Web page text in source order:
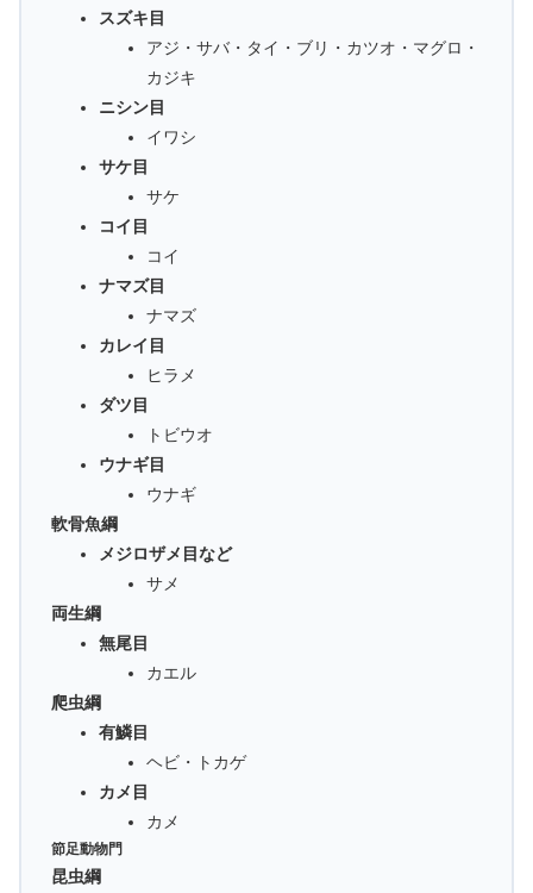
スズキ目
アジ・サバ・タイ・ブリ・カツオ・マグロ・
カジキ
ニシン目
イワシ
サケ目
サケ
コイ目
コイ
ナマズ目
ナマズ
カレイ目
ヒラメ
ダツ目
トビウオ
ウナギ目
ウナギ
軟骨魚綱
メジロザメ目など
サメ
両生綱
無尾目
カエル
爬虫綱
有鱗目
ヘビ・トカゲ
カメ目
カメ
節足動物門
昆虫綱